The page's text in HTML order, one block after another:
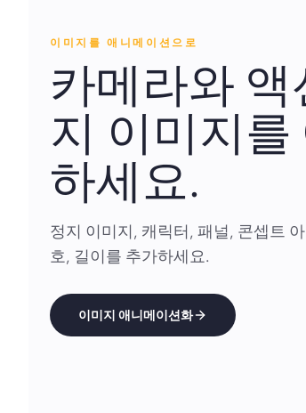
이미지를 애니메이션으로
카메라와
지 이미지
하세요.
정지 이미지, 캐릭터, 패널, 콘셉트
호, 길이를 추가하세요.
이미지 애니메이션화